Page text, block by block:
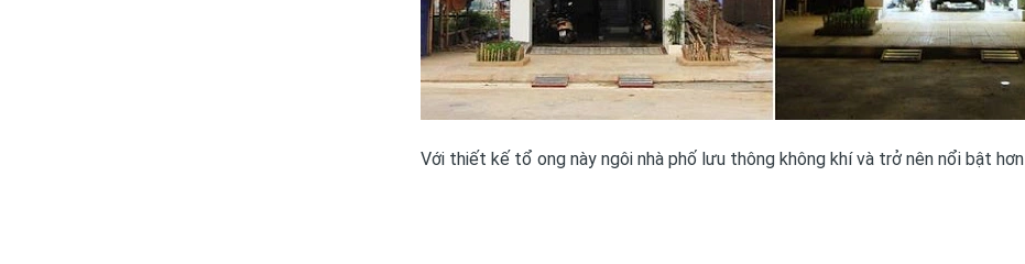
Với thiết kế tổ ong này ngôi nhà phố lưu thông không khí và trở nên nổi bật hơn